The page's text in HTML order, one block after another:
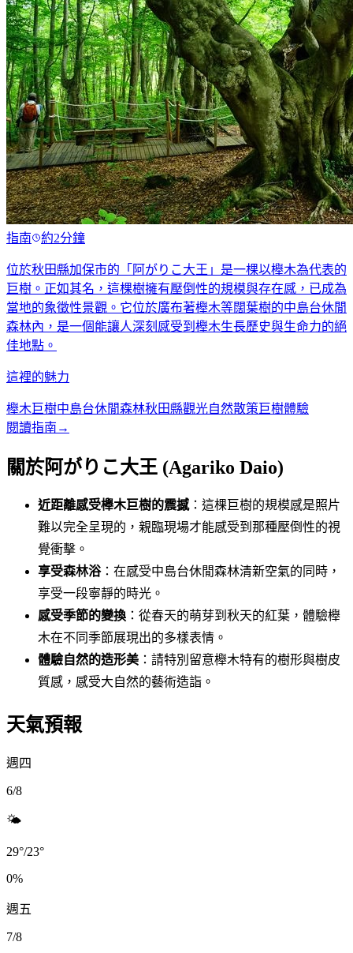
指南 約2分鐘
位於秋田縣加保市的「阿がりこ大王」是一棵以櫸木為代表的
巨樹。正如其名，這棵樹擁有壓倒性的規模與存在感，已成為
當地的象徵性景觀。它位於廣布著櫸木等闊葉樹的中島台休閒
森林內，是一個能讓人深刻感受到櫸木生長歷史與生命力的絕
佳地點。
這裡的魅力
櫸木巨樹中島台休閒森林秋田縣觀光自然散策巨樹體驗
閱讀指南 →
關於阿がりこ大王 (Agariko Daio)
近距離感受櫸木巨樹的震撼：這棵巨樹的規模感是照片
難以完全呈現的，親臨現場才能感受到那種壓倒性的視
覺衝擊。
享受森林浴：在感受中島台休閒森林清新空氣的同時，
享受一段寧靜的時光。
感受季節的變換 ：從春天的萌芽到秋天的紅葉，體驗櫸
木在不同季節展現出的多樣表情。
體驗自然的造形美 ：請特別留意櫸木特有的樹形與樹皮
質感，感受大自然的藝術造詣。
天氣預報
週四
6/8
🌤️
29°/23°
0%
週五
7/8